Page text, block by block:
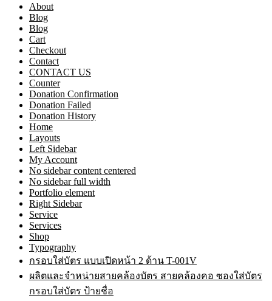
About
Blog
Blog
Cart
Checkout
Contact
CONTACT US
Counter
Donation Confirmation
Donation Failed
Donation History
Home
Layouts
Left Sidebar
My Account
No sidebar content centered
No sidebar full width
Portfolio element
Right Sidebar
Service
Services
Shop
Typography
กรอบใส่บัตร แบบเปิดหน้า 2 ด้าน T-001V
ผลิตและจำหน่ายสายคล้องบัตร สายคล้องคอ ซองใส่บัตร
กรอบใส่บัตร ป้ายชื่อ